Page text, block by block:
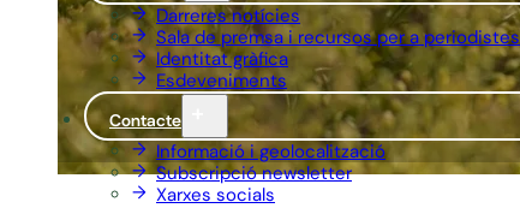
Darreres notícies
Sala de premsa i recursos per a periodistes
Identitat gràfica
Esdeveniments
Contacte
Informació i geolocalització
Subscripció newsletter
Xarxes socials